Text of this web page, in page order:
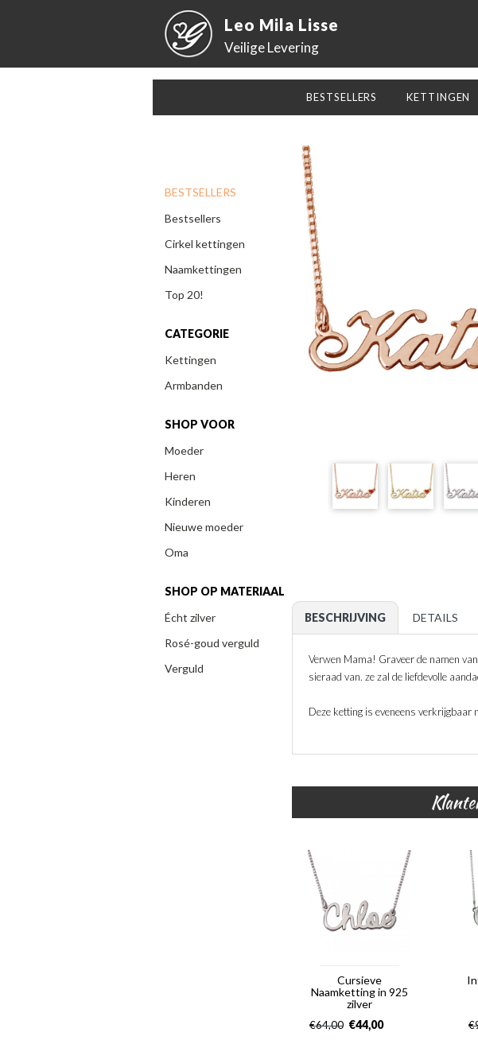
Leo Mila Lisse
Veilige Levering
BESTSELLERS KETTINGEN
BESTSELLERS
Bestsellers
Cirkel kettingen
Naamkettingen
Top 20!
CATEGORIE
Kettingen
Armbanden
SHOP VOOR
Moeder
Heren
Kinderen
Nieuwe moeder
Oma
SHOP OP MATERIAAL
Écht zilver
Rosé-goud verguld
Verguld
BESCHRIJVING DETAILS
Verwen Mama! Graveer de namen
sieraad van. ze zal de liefdevolle
Deze ketting is eveneens verkrijgbaar
Cursieve
Naamketting in 925
zilver
€64,00 €44,00 €